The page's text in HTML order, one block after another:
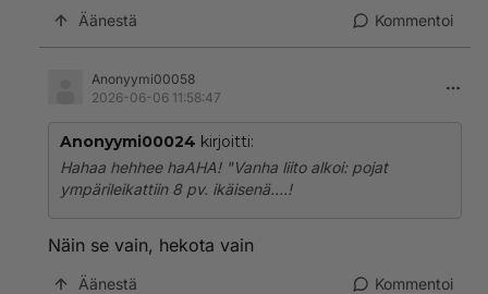
Äänestä Kommentoi
Anonyymi00058
2026-06-06 11:58:47
Anonyymi00024 kirjoitti:
Hahaa hehhee haAHA! "Vanha liito alkoi: pojat
ympärileikattiin 8 pv. ikäisenä....!
Näin se vain, hekota vain
Äänestä Kommentoi